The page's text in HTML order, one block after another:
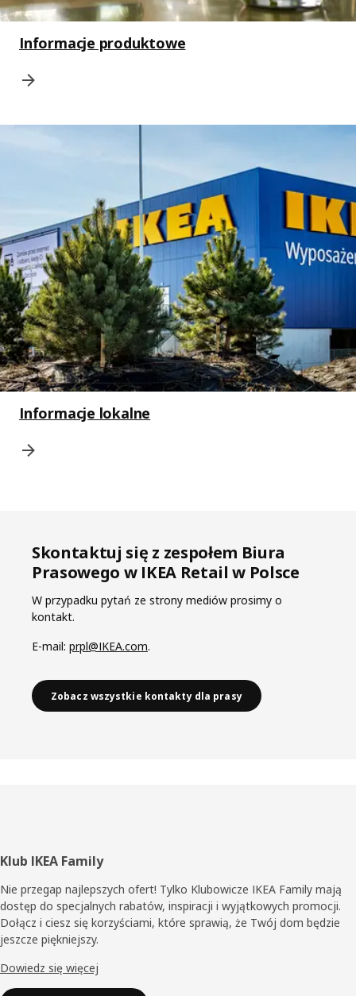
Informacje produktowe
Informacje lokalne
Skontaktuj się z zespołem Biura
Prasowego w IKEA Retail w Polsce
W przypadku pytań ze strony mediów prosimy o
kontakt.
E-mail: prpl@IKEA.com.
Zobacz wszystkie kontakty dla prasy
Stopka
Klub IKEA Family
Nie przegap najlepszych ofert! Tylko Klubowicze IKEA Family mają
dostęp do specjalnych rabatów, inspiracji i wyjątkowych promocji.
Dołącz i ciesz się korzyściami, które sprawią, że Twój dom będzie
jeszcze piękniejszy.
Dowiedz się więcej